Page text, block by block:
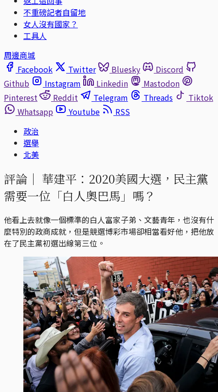
不重磅記者自留地
女人沒有國家？
工具人
周邊商城
Facebook
Twitter Bluesky
Discord
Github
Instagram Linkedin
Mastodon
Pinterest
Reddit Telegram Threads
Tiktok
Whatsapp
Youtube
RSS
政治
選舉
北美
評論｜ 華建平：2020美國大選，民主黨
需要一位「白人奧巴馬」嗎？
他看上去就像一個標準的白人富家子弟、文藝青年，也沒有什
麼特別的政商成就，但是競選博彩市場卻相當看好他，把他放
在了民主黨初選出線第三位。